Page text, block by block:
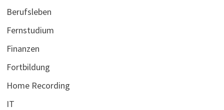
Berufsleben
Fernstudium
Finanzen
Fortbildung
Home Recording
IT